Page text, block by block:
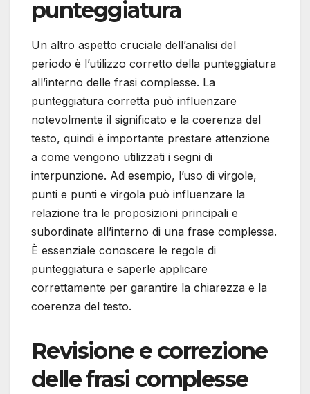
punteggiatura
Un altro aspetto cruciale dell’analisi del
periodo è l’utilizzo corretto della punteggiatura
all’interno delle frasi complesse. La
punteggiatura corretta può influenzare
notevolmente il significato e la coerenza del
testo, quindi è importante prestare attenzione
a come vengono utilizzati i segni di
interpunzione. Ad esempio, l’uso di virgole,
punti e punti e virgola può influenzare la
relazione tra le proposizioni principali e
subordinate all’interno di una frase complessa.
È essenziale conoscere le regole di
punteggiatura e saperle applicare
correttamente per garantire la chiarezza e la
coerenza del testo.
Revisione e correzione
delle frasi complesse